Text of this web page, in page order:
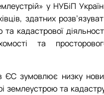
у НУБіП
здатних
кадастрової
та
ЄС зумовлює низку
землеустрою та